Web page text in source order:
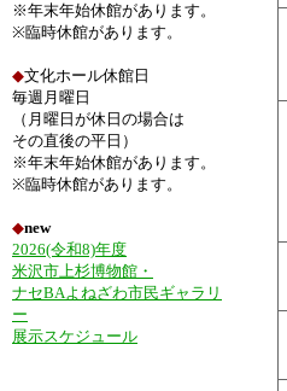
※年末年始休館があります。
※臨時休館があります。
◆文化ホール休館日
毎週月曜日
（月曜日が休日の場合は
その直後の平日）
※年末年始休館があります。
※臨時休館があります。
◆new
2026(令和8)年度
米沢市上杉博物館・
ナセBAよねざわ市民ギャラリ
ー
展示スケジュール